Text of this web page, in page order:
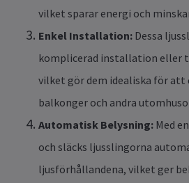
vilket sparar energi och
Enkel Installation: Dessa
komplicerad installation
vilket gör dem idealiska för att
balkonger och andra
Automatisk Belysning: Med
och släcks ljusslingorna
ljusförhållandena, vilket ger